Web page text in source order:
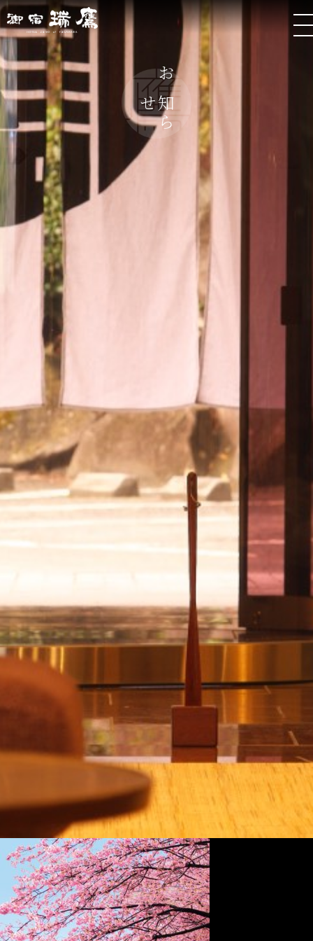
お
知ら
せ